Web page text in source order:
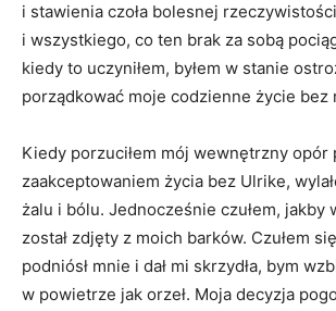
i stawienia czoła bolesnej
i wszystkiego, co ten brak za sobą
kiedy to uczyniłem, byłem w stanie
porządkować moje codzienne życie bez
Kiedy porzuciłem mój wewnętrzny opór
zaakceptowaniem życia bez Ulrike,
żalu i bólu. Jednocześnie czułem, jakby
został zdjęty z moich barków. Czułem
podniósł mnie i dał mi skrzydła, bym
w powietrze jak orzeł. Moja decyzja